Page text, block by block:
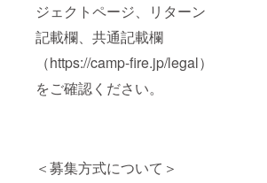
ジェクトページ、リターン
記載欄、共通記載欄
（https://camp-fire.jp/legal）
をご確認ください。
＜募集方式について＞